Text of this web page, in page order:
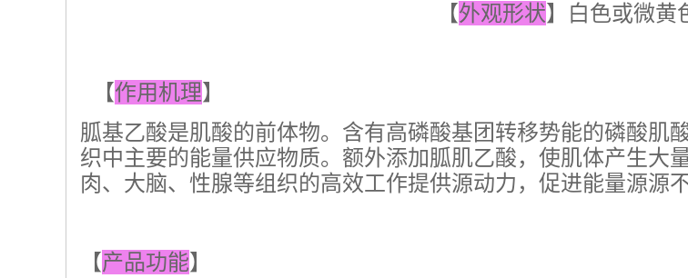
【外观形状】白色或微黄
【作用机理】
胍基乙酸是肌酸的前体物。含有高磷酸基团转移势能的磷酸肌
织中主要的能量供应物质。额外添加胍肌乙酸，使肌体产生大
肉、大脑、性腺等组织的高效工作提供源动力，促进能量源源
【产品功能】